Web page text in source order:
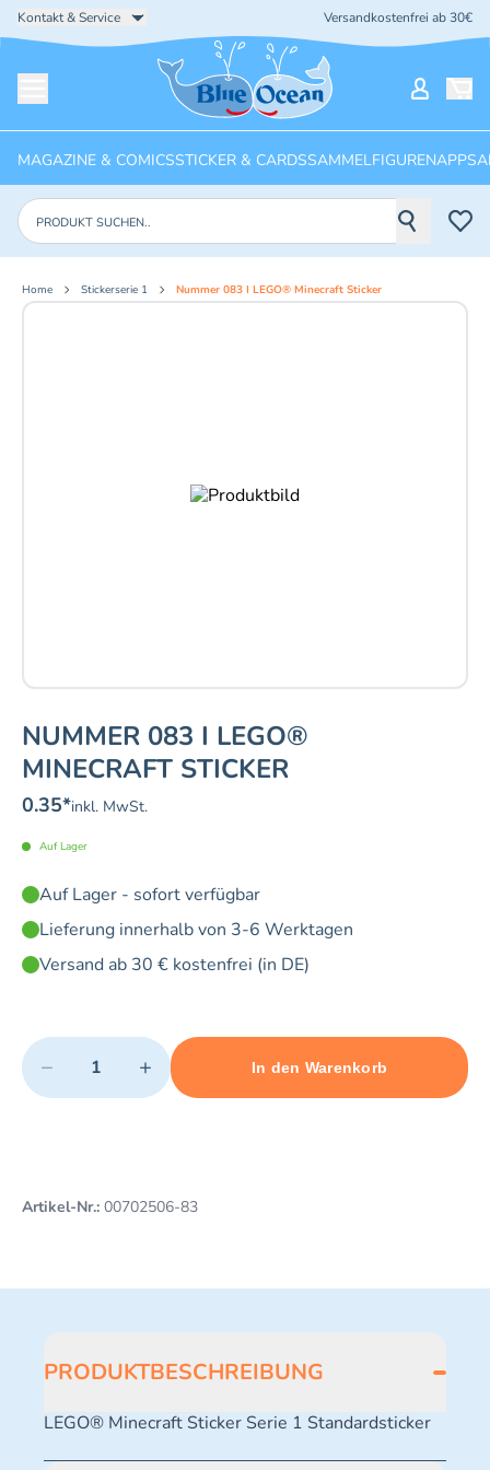
Kontakt & Service Versandkostenfrei ab 30€
Startseite
MAGAZINE & COMICSSTICKER & CARDSSAMMELFIGURENAPPS
Produkte suchen
Home Stickerserie 1 Nummer 083 I LEGO® Minecraft Sticker
NUMMER 083 I LEGO®
MINECRAFT STICKER
0.35*inkl. MwSt.
Auf Lager
Auf Lager - sofort verfügbar
Lieferung innerhalb von 3-6 Werktagen
Versand ab 30 € kostenfrei (in DE)
Quantity
− +
Minimum quantity: 1 Maximum quantity: 3
In den Warenkorb
Add 1 item to cart
Artikel-Nr.: 00702506-83
PRODUKTBESCHREIBUNG
LEGO® Minecraft Sticker Serie 1 Standardsticker